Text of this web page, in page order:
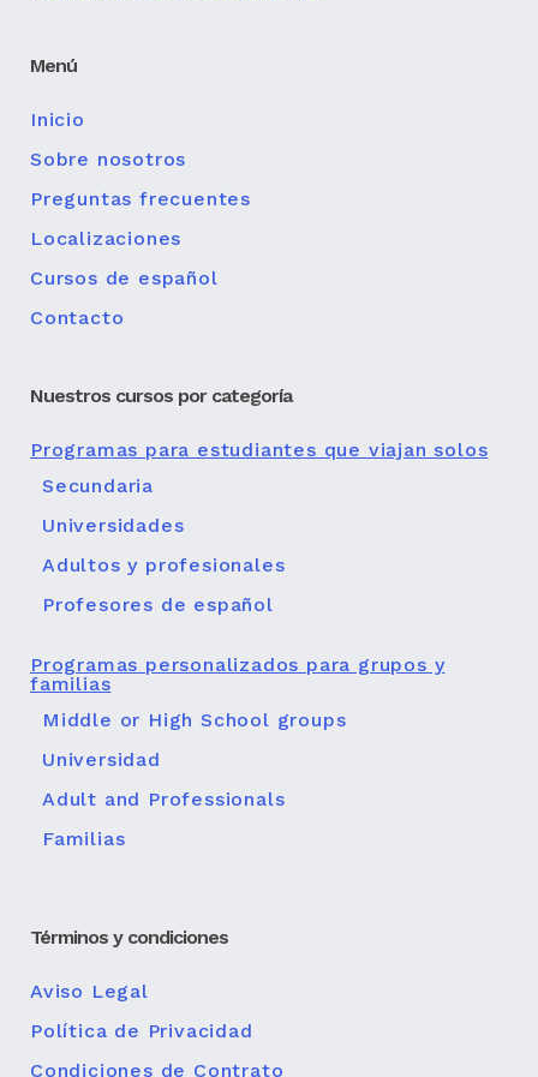
Menú
Inicio
Sobre nosotros
Preguntas frecuentes
Localizaciones
Cursos de español
Contacto
Nuestros cursos por categoría
Programas para estudiantes que viajan solos
Secundaria
Universidades
Adultos y profesionales
Profesores de español
Programas personalizados para grupos y
familias
Middle or High School groups
Universidad
Adult and Professionals
Familias
Términos y condiciones
Aviso Legal
Política de Privacidad
Condiciones de Contrato